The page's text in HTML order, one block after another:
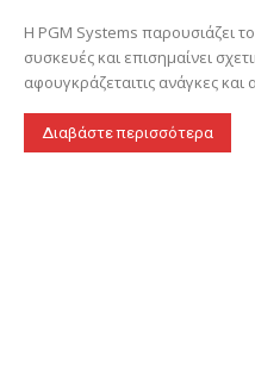
Η PGM Systems παρουσιάζει
συσκευές και επισημαίνει
αφουγκράζεταιτις ανάγκες και
Διαβάστε περισσότερα